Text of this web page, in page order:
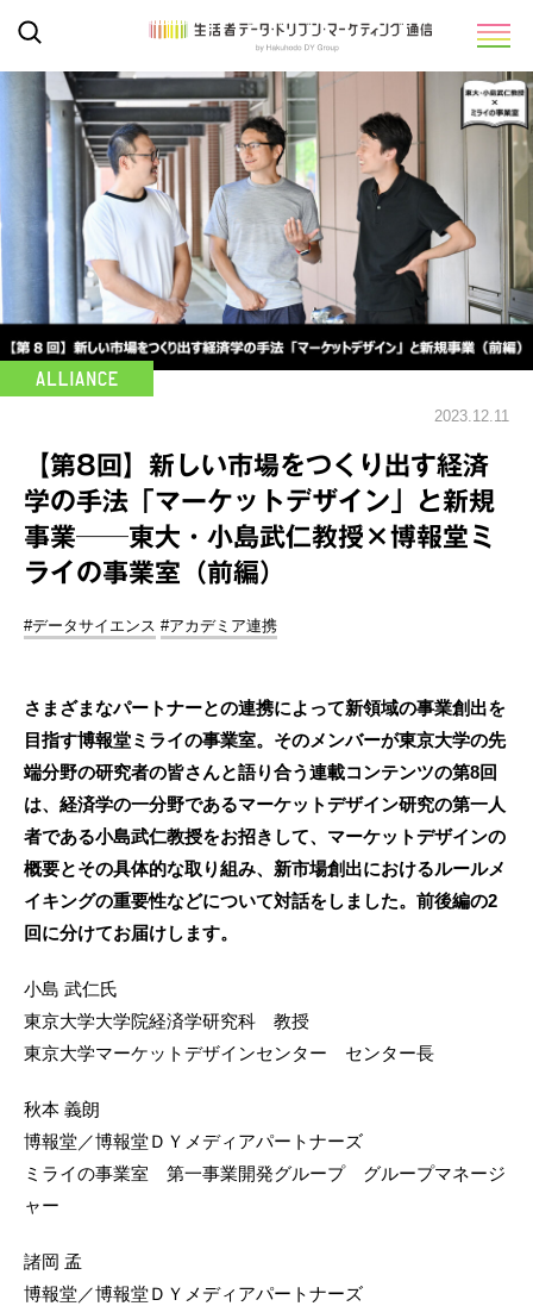
2023.12.11
【第8回】新しい市場をつくり出す経済
学の手法「マーケットデザイン」と新規
事業──東大・小島武仁教授×博報堂ミ
ライの事業室（前編）
#データサイエンス #アカデミア連携
さまざまなパートナーとの連携によって新領域の事業創出を
目指す博報堂ミライの事業室。そのメンバーが東京大学の先
端分野の研究者の皆さんと語り合う連載コンテンツの第8回
は、経済学の一分野であるマーケットデザイン研究の第一人
者である小島武仁教授をお招きして、マーケットデザインの
概要とその具体的な取り組み、新市場創出におけるルールメ
イキングの重要性などについて対話をしました。前後編の2
回に分けてお届けします。
小島 武仁氏
東京大学大学院経済学研究科 教授
東京大学マーケットデザインセンター センター長
秋本 義朗
博報堂／博報堂ＤＹメディアパートナーズ
ミライの事業室 第一事業開発グループ グループマネージ
ャー
諸岡 孟
博報堂／博報堂ＤＹメディアパートナーズ